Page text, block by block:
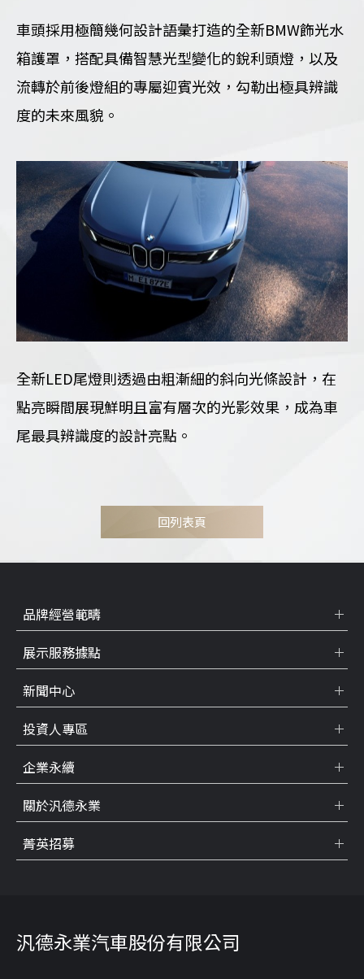
車頭採用極簡幾何設計語彙打造的全新BMW飾光水
箱護罩，搭配具備智慧光型變化的銳利頭燈，以及
流轉於前後燈組的專屬迎賓光效，勾勒出極具辨識
度的未來風貌。
全新LED尾燈則透過由粗漸細的斜向光條設計，在
點亮瞬間展現鮮明且富有層次的光影效果，成為車
尾最具辨識度的設計亮點。
回列表頁
汎德永業汽車股份有限公司
品牌經營範疇
展示服務據點
新聞中心
投資人專區
企業永續
關於汎德永業
菁英招募